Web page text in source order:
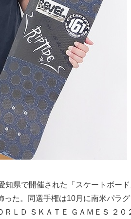
県で開催された「スケートボード
た。同選手権は10月に南米パラグ
ＬＤ ＳＫＡＴＥ ＧＡＭＥＳ ２０